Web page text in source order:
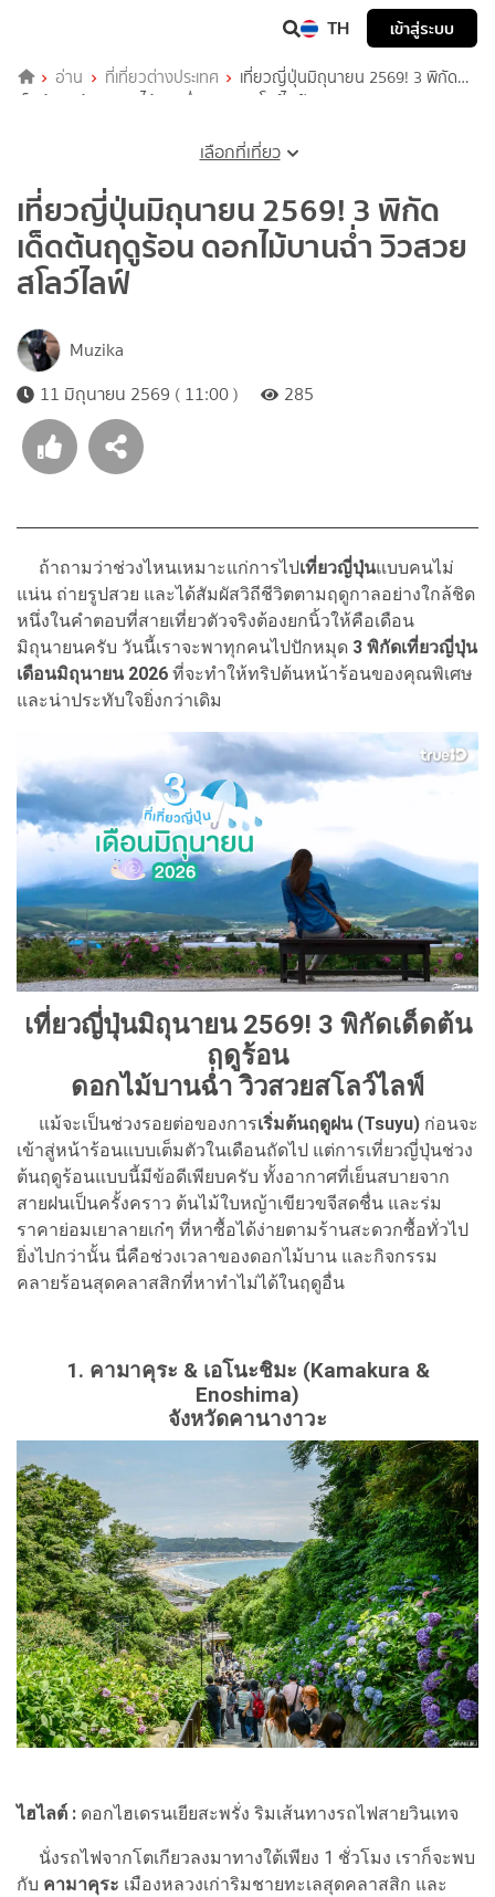
TH เข้าสู่ระบบ
อ่าน ที่เที่ยวต่างประเทศ
เที่ยวญี่ปุ่นมิถุนายน 2569! 3 พิกัด
เด็ดต้นฤดูร้อน ดอกไม้บานฉ่ำ วิวสวยสโลว์ไลฟ์
เลือกที่เที่ยว
เที่ยวญี่ปุ่นมิถุนายน 2569! 3 พิกัด
เด็ดต้นฤดูร้อน ดอกไม้บานฉ่ำ วิวสวย
สโลว์ไลฟ์
Muzika
11 มิถุนายน 2569 ( 11:00 )
285
ถ้าถามว่าช่วงไหนเหมาะแก่การไปเที่ยวญี่ปุ่นแบบคนไม่
แน่น ถ่ายรูปสวย และได้สัมผัสวิถีชีวิตตามฤดูกาลอย่างใกล้ชิด
หนึ่งในคำตอบที่สายเที่ยวตัวจริงต้องยกนิ้วให้คือเดือน
มิถุนายนครับ วันนี้เราจะพาทุกคนไปปักหมุด 3 พิกัดเที่ยวญี่ปุ่น
เดือนมิถุนายน 2026 ที่จะทำให้ทริปต้นหน้าร้อนของคุณพิเศษ
และน่าประทับใจยิ่งกว่าเดิม
เที่ยวญี่ปุ่นมิถุนายน 2569! 3 พิกัดเด็ดต้น
ฤดูร้อน
ดอกไม้บานฉ่ำ วิวสวยสโลว์ไลฟ์
แม้จะเป็นช่วงรอยต่อของการเริ่มต้นฤดูฝน (Tsuyu) ก่อนจะ
เข้าสู่หน้าร้อนแบบเต็มตัวในเดือนถัดไป แต่การเที่ยวญี่ปุ่นช่วง
ต้นฤดูร้อนแบบนี้มีข้อดีเพียบครับ ทั้งอากาศที่เย็นสบายจาก
สายฝนเป็นครั้งคราว ต้นไม้ใบหญ้าเขียวขจีสดชื่น และร่ม
ราคาย่อมเยาลายเก๋ๆ ที่หาซื้อได้ง่ายตามร้านสะดวกซื้อทั่วไป
ยิ่งไปกว่านั้น นี่คือช่วงเวลาของดอกไม้บาน และกิจกรรม
คลายร้อนสุดคลาสสิกที่หาทำไม่ได้ในฤดูอื่น
1. คามาคุระ & เอโนะชิมะ (Kamakura &
Enoshima)
จังหวัดคานางาวะ
ไฮไลต์ : ดอกไฮเดรนเยียสะพรั่ง ริมเส้นทางรถไฟสายวินเทจ
นั่งรถไฟจากโตเกียวลงมาทางใต้เพียง 1 ชั่วโมง เราก็จะพบ
กับ คามาคุระ เมืองหลวงเก่าริมชายทะเลสุดคลาสสิก และ